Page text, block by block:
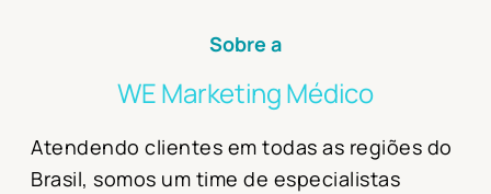
Sobre a
WE Marketing Médico
Atendendo clientes em todas as regiões do
Brasil, somos um time de especialistas